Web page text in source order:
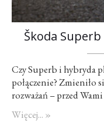
Škoda
Czy Superb i hybryda
połączenie? Zmieniło
rozważań – przed
Więcej... »